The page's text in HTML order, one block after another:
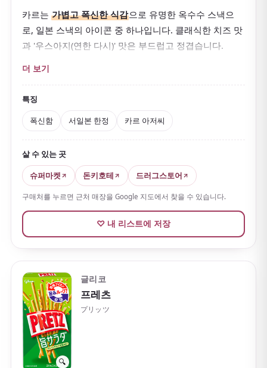
카르는 가볍고 폭신한 식감으로 유명한 옥수수 스낵으
로, 일본 스낵의 아이콘 중 하나입니다. 클래식한 치즈 맛
과 '우스아지(연한 다시)' 맛은 부드럽고 정겹습니다.
폭신한 식감과 씹을 때 퍼지는 진한 맛이 중독성 있습니
다. 지금은 일본 서부에서만 판매 되고 동부에서는 구하
기 어려워 그 매력이 더해집니다.
포장의카르 아저씨도 사랑받는 일본 스낵 문화의 아이
콘입니다.
더 보기
특징
폭신함
서일본 한정 카르 아저씨
살 수 있는 곳
슈퍼마켓
돈키호테 드러그스토어
구매처를 누르면 근처 매장을 Google 지도에서 찾을 수 있습니다.
♡ 내 리스트에 저장
🔍
글리코
프레츠
プリッツ